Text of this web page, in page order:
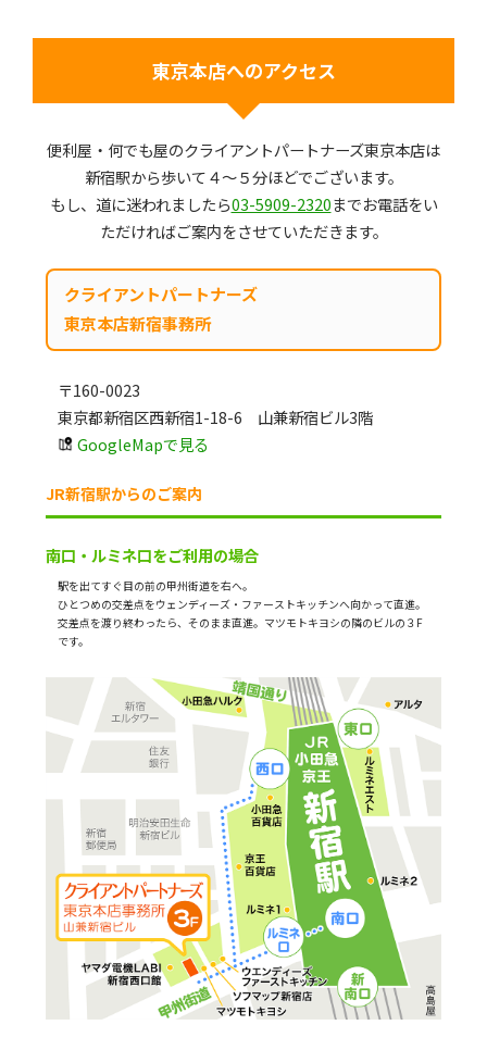
東京本店へのアクセス
便利屋・何でも屋のクライアントパートナーズ東京本店は
新宿駅から歩いて４～５分ほどでございます。
もし、道に迷われましたら03-5909-2320までお電話をい
ただければご案内をさせていただきます。
クライアントパートナーズ
東京本店新宿事務所
〒160-0023
東京都新宿区西新宿1-18-6 山兼新宿ビル3階
GoogleMapで見る
JR新宿駅からのご案内
南口・ルミネ口をご利用の場合
駅を出てすぐ目の前の甲州街道を右へ。
ひとつめの交差点をウェンディーズ・ファーストキッチンへ向かって直進。
交差点を渡り終わったら、そのまま直進。マツモトキヨシの隣のビルの３F
です。